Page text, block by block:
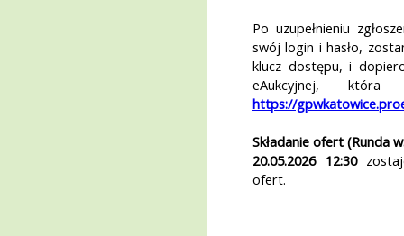
Po uzupełnieniu
swój login i hasło,
klucz dostępu, i
eAukcyjnej,
https://
Składanie ofert (Runda
20.05.2026 12:30
ofert.